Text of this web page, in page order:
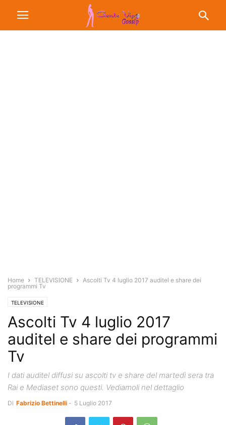
Home TELEVISIONE
Ascolti Tv 4 luglio 2017 auditel e share dei
programmi Tv
TELEVISIONE
Ascolti Tv 4 luglio 2017
auditel e share dei programmi
Tv
I dati auditel diffusi su ascolti tv e share del martedì sera tra
Rai e Mediaset sono questi. Vediamoli nel dettaglio
Di Fabrizio Bettinelli - 5 Luglio 2017